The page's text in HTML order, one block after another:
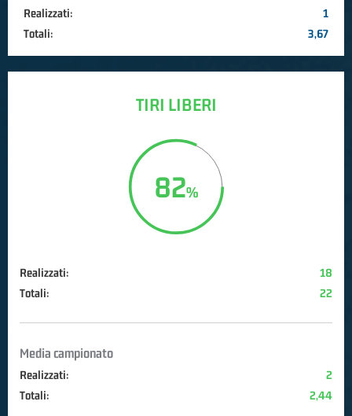
Realizzati:
1
Totali:
3,67
TIRI LIBERI
82
Realizzati:
18
Totali:
22
Media campionato
Realizzati:
2
Totali:
2,44